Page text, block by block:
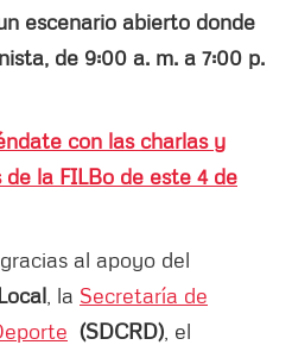
escenario abierto donde
de 9:00 a. m. a 7:00 p.
con las charlas y
la FILBo de este 4 de
al apoyo del
, la Secretaría de
(SDCRD) , el